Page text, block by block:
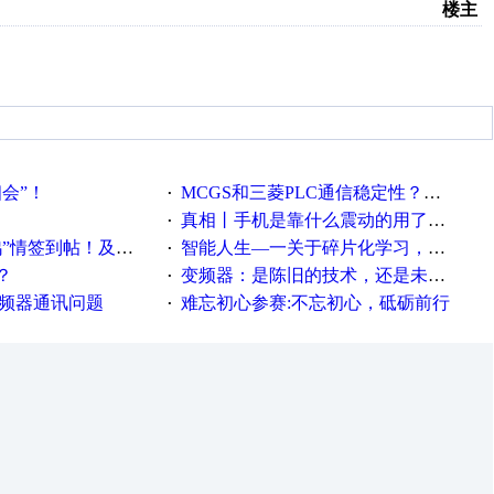
楼主
”！ · MCGS和三菱PLC通信稳定性？？？
· 真相丨手机是靠什么震动的用了这么多年才知道！
时更新在线研讨会预告
·
智能人生—一关于碎片化学习，看这一篇就够了！
· 变频器：是陈旧的技术，还是未来的幕后英雄？
器通讯问题
· 难忘初心参赛:不忘初心，砥砺前行